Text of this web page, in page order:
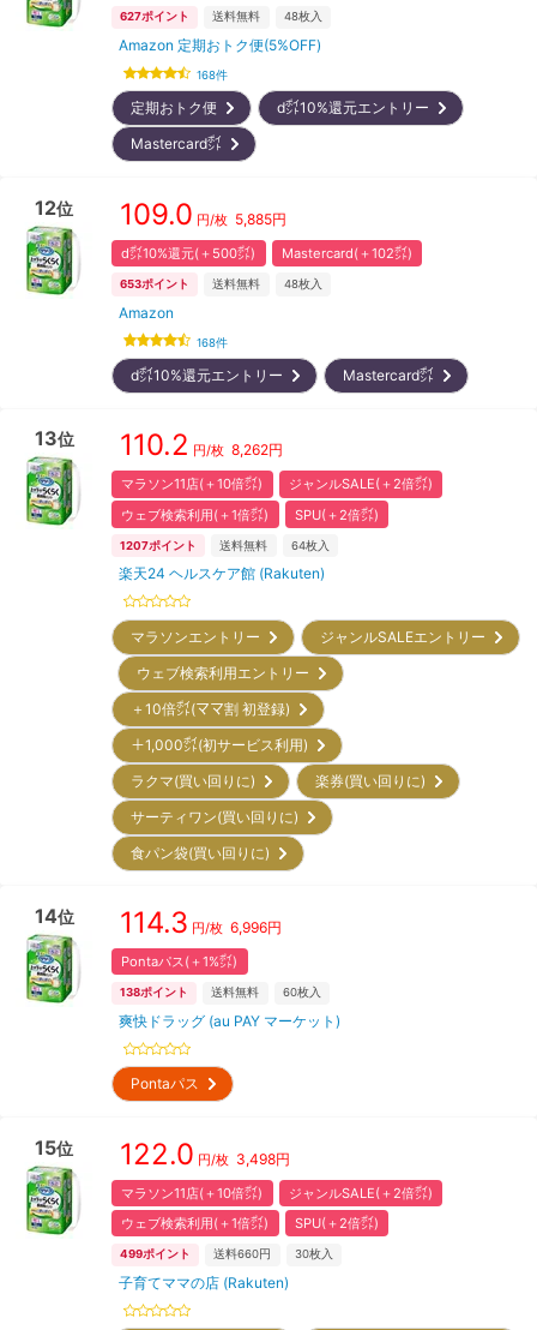
627ポイント 送料無料 48枚入
Amazon 定期おトク便(5%OFF)
168件
定期おトク便
d㌽10%還元エントリー
Mastercard㌽
12位 109.0 円/枚 5,885円
d㌽10%還元(＋500㌽) Mastercard(＋102㌽)
653ポイント 送料無料 48枚入
Amazon
168件
d㌽10%還元エントリー Mastercard㌽
13位 110.2 円/枚 8,262円
マラソン11店(＋10倍㌽)
ジャンルSALE(＋2倍㌽)
ウェブ検索利用(＋1倍㌽)
SPU(＋2倍㌽)
1207ポイント 送料無料 64枚入
楽天24 ヘルスケア館 (Rakuten)
マラソンエントリー
ジャンルSALEエントリー
ウェブ検索利用エントリー
＋10倍㌽(ママ割 初登録)
＋1,000㌽(初サービス利用)
ラクマ(買い回りに)
楽券(買い回りに)
サーティワン(買い回りに)
食パン袋(買い回りに)
14位 114.3 円/枚 6,996円
Pontaパス(＋1%㌽)
138ポイント 送料無料 60枚入
爽快ドラッグ (au PAY マーケット)
Pontaパス
15位 122.0 円/枚 3,498円
マラソン11店(＋10倍㌽)
ジャンルSALE(＋2倍㌽)
ウェブ検索利用(＋1倍㌽)
SPU(＋2倍㌽)
499ポイント 送料660円 30枚入
子育てママの店 (Rakuten)